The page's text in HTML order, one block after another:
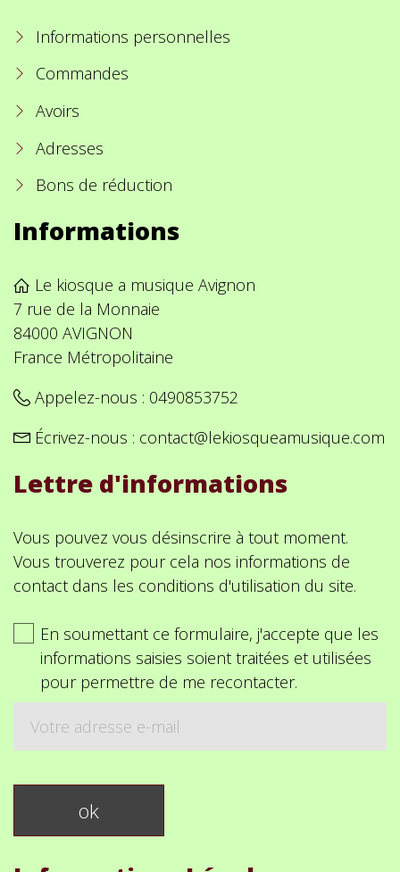
Informations personnelles
Commandes
Avoirs
Adresses
Bons de réduction
Informations
Le kiosque a musique Avignon
7 rue de la Monnaie
84000 AVIGNON
France Métropolitaine
Appelez-nous : 0490853752
Écrivez-nous : contact@lekiosqueamusique.com
Lettre d'informations
Vous pouvez vous désinscrire à tout moment.
Vous trouverez pour cela nos informations de
contact dans les conditions d'utilisation du site.
En soumettant ce formulaire, j'accepte que les
informations saisies soient traitées et utilisées
pour permettre de me recontacter.